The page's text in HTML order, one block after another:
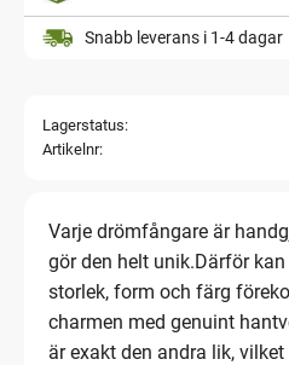
Snabb leverans i 1-4 dagar
Lagerstatus
Artikelnr
Varje drömfångare är
gör den helt unik.Därför
storlek, form och färg
charmen med genuint
är exakt den andra lik,